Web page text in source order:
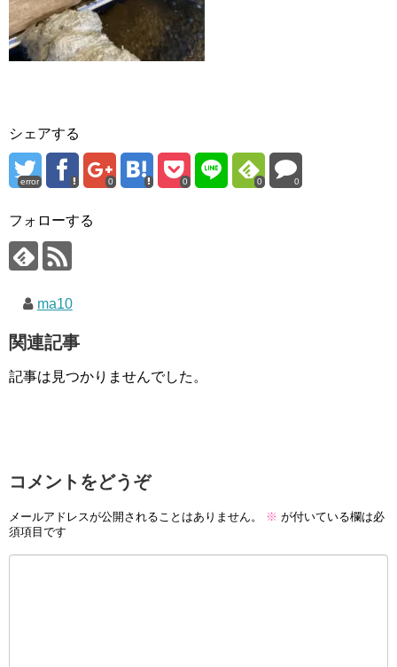
シェアする
error 0 0 0 0
フォローする
ma10
関連記事
記事は見つかりませんでした。
コメントをどうぞ
メールアドレスが公開されることはありません。 ※ が付いている欄は必
須項目です